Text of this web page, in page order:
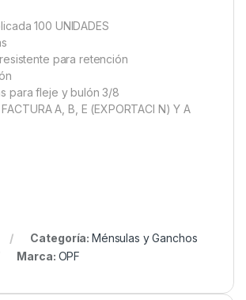
100 UNIDADES
para retención
para fleje y bulón 3/8
A, B, E (EXPORTACI N) Y A
Categoría: Ménsulas y Ganchos
Marca: OPF